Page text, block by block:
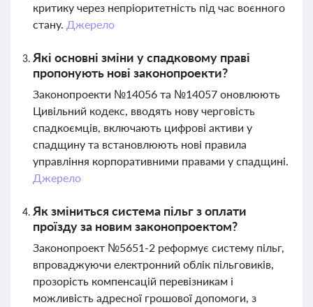
критику через непріоритетність під час воєнного
стану. Джерело
Які основні зміни у спадковому праві
пропонують нові законопроекти?
Законопроекти №14056 та №14057 оновлюють
Цивільний кодекс, вводять нову черговість
спадкоємців, включають цифрові активи у
спадщину та встановлюють нові правила
управління корпоративними правами у спадщині.
Джерело
Як зміниться система пільг з оплати
проїзду за новим законопроектом?
Законопроект №5651-2 реформує систему пільг,
впроваджуючи електронний облік пільговиків,
прозорість компенсацій перевізникам і
можливість адресної грошової допомоги, з